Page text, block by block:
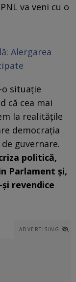
va veni cu o
Alergarea
situație
că cea mai
la realitățile
democrația
guvernare.
politică,
Parlament și,
revendice
ADVERTISING